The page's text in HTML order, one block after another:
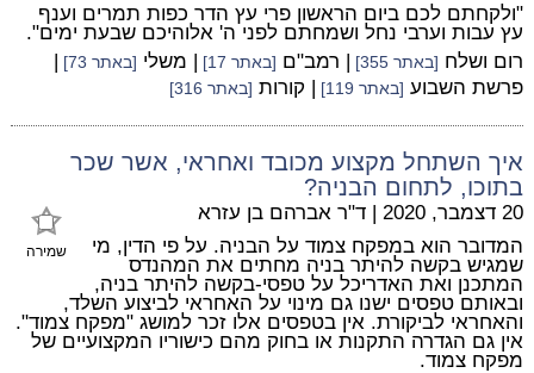
"ולקחתם לכם ביום הראשון פרי עץ הדר כפות תמרים וענף
עץ עבות וערבי נחל ושמחתם לפני ה' אלוהיכם שבעת ימים".
רום ושלח [באתר 355] | רמב"ם [באתר 17] | משלי [באתר 73]
|
פרשת השבוע [באתר 119] | קורות [באתר 316]
איך השתחל מקצוע מכובד ואחראי, אשר שכר
בתוכו, לתחום הבניה?
שמירה
20 דצמבר, 2020 | ד"ר אברהם בן עזרא
המדובר הוא במפקח צמוד על הבניה. על פי הדין, מי
שמגיש בקשה להיתר בניה מחתים את המהנדס
המתכנן ואת האדריכל על טפסי-בקשה להיתר בניה,
ובאותם טפסים ישנו גם מינוי על האחראי לביצוע השלד,
והאחראי לביקורת. אין בטפסים אלו זכר למושג "מפקח צמוד".
אין גם הגדרה התקנות או בחוק מהם כישוריו המקצועיים של
מפקח צמוד.